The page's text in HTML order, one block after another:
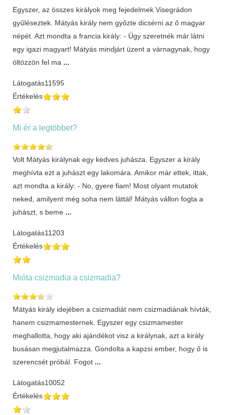
Egyszer, az összes királyok meg fejedelmek Visegrádon
gyűléseztek. Mátyás király nem győzte dicsérni az ő magyar
népét. Azt mondta a francia király: - Úgy szeretnék már látni
egy igazi magyart! Mátyás mindjárt üzent a várnagynak, hogy
öltözzön fel ma ...
Látogatás11595
Értékelés
Mi ér a legtöbbet?
Volt Mátyás királynak egy kedves juhásza. Egyszer a király
meghívta ezt a juhászt egy lakomára. Amikor már ettek, ittak,
azt mondta a király: - No, gyere fiam! Most olyant mutatok
neked, amilyent még soha nem láttál! Mátyás vállon fogta a
juhászt, s beme ...
Látogatás11203
Értékelés
Mióta csizmadia a csizmadia?
Mátyás király idejében a csizmadiát nem csizmadiának hívták,
hanem csizmamesternek. Egyszer egy csizmamester
meghallotta, hogy aki ajándékot visz a királynak, azt a király
busásan megjutalmazza. Gondolta a kapzsi ember, hogy ő is
szerencsét próbál. Fogot ...
Látogatás10052
Értékelés